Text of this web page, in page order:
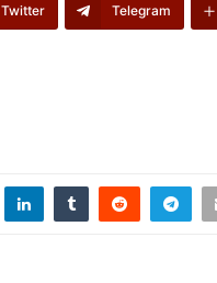
Twitter Telegram